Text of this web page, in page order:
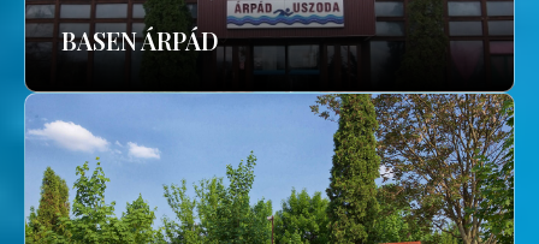
BASEN ÁRPÁD